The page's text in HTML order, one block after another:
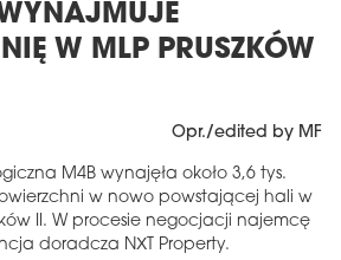
W MLP PRUSZKÓW
Opr./edited by MF
M4B wynajęła około 3,6 tys.
w nowo powstającej hali w
II. W procesie negocjacji najemcę
doradcza NXT Property.